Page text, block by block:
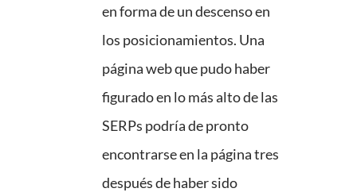
en forma de un descenso en
los posicionamientos. Una
página web que pudo haber
figurado en lo más alto de las
SERPs podría de pronto
encontrarse en la página tres
después de haber sido